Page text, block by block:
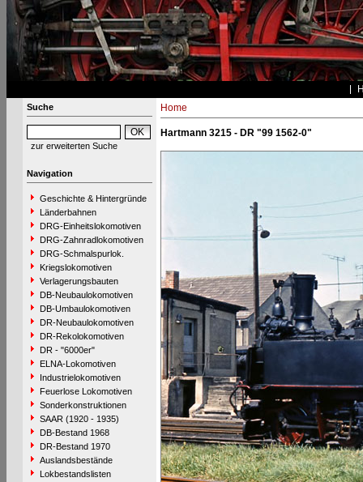
Suche
zur erweiterten Suche
Navigation
Geschichte & Hintergründe
Länderbahnen
DRG-Einheitslokomotiven
DRG-Zahnradlokomotiven
DRG-Schmalspurlok.
Kriegslokomotiven
Verlagerungsbauten
DB-Neubaulokomotiven
DB-Umbaulokomotiven
DR-Neubaulokomotiven
DR-Rekolokomotiven
DR - "6000er"
ELNA-Lokomotiven
Industrielokomotiven
Feuerlose Lokomotiven
Sonderkonstruktionen
SAAR (1920 - 1935)
DB-Bestand 1968
DR-Bestand 1970
Auslandsbestände
Lokbestandslisten
Home
Hartmann 3215 - DR "99 1562-0"